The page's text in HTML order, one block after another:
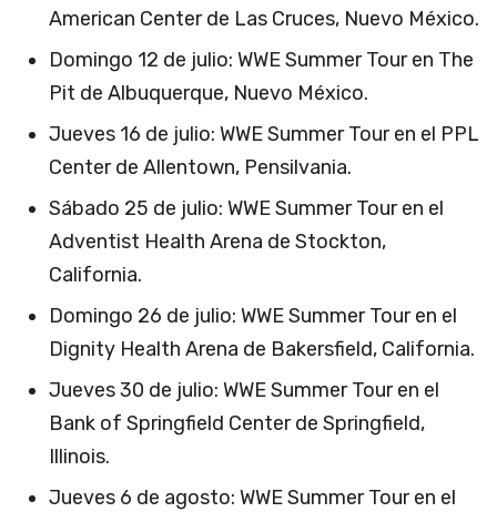
American Center de Las Cruces, Nuevo México.
Domingo 12 de julio: WWE Summer Tour en The
Pit de Albuquerque, Nuevo México.
Jueves 16 de julio: WWE Summer Tour en el PPL
Center de Allentown, Pensilvania.
Sábado 25 de julio: WWE Summer Tour en el
Adventist Health Arena de Stockton,
California.
Domingo 26 de julio: WWE Summer Tour en el
Dignity Health Arena de Bakersfield, California.
Jueves 30 de julio: WWE Summer Tour en el
Bank of Springfield Center de Springfield,
Illinois.
Jueves 6 de agosto: WWE Summer Tour en el